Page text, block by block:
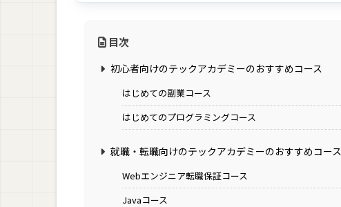
目次
初心者向けのテックアカデミーのおすすめコース
はじめての副業コース
はじめてのプログラミングコース
就職・転職向けのテックアカデミーのおすすめコース
Webエンジニア転職保証コース
Javaコース